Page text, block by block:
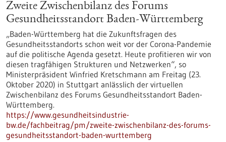
Zweite Zwischenbilanz des Forums
Gesundheitsstandort Baden-Württemberg
„Baden-Württemberg hat die Zukunftsfragen des
Gesundheitsstandorts schon weit vor der Corona-Pandemie
auf die politische Agenda gesetzt. Heute profitieren wir von
diesen tragfähigen Strukturen und Netzwerken“, so
Ministerpräsident Winfried Kretschmann am Freitag (23.
Oktober 2020) in Stuttgart anlässlich der virtuellen
Zwischenbilanz des Forums Gesundheitsstandort Baden-
Württemberg.
https://www.gesundheitsindustrie-
bw.de/fachbeitrag/pm/zweite-zwischenbilanz-des-forums-
gesundheitsstandort-baden-wurttemberg